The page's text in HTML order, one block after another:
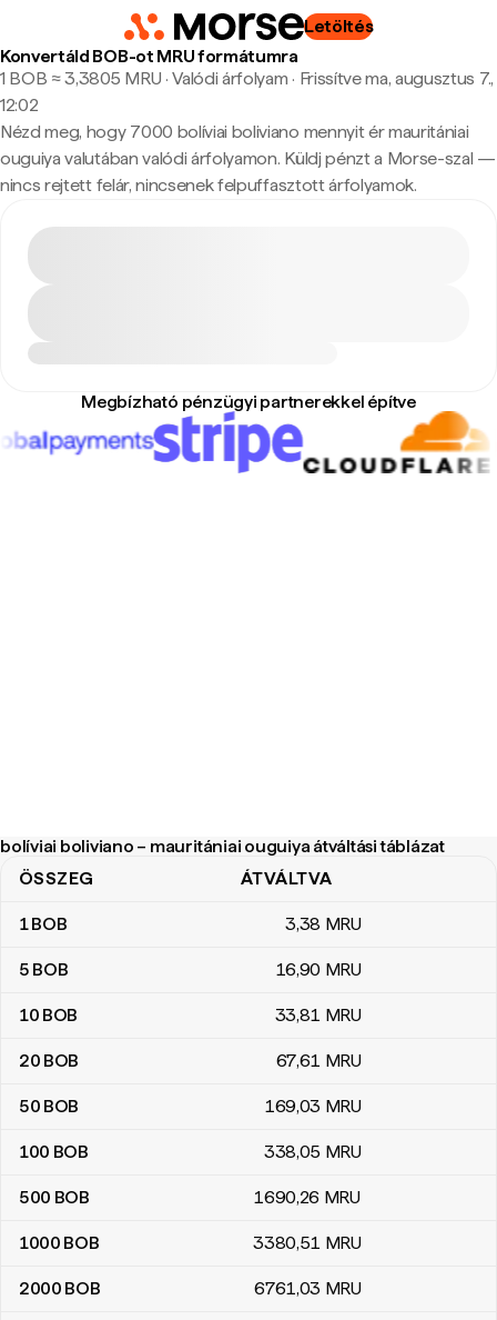
Letöltés
Konvertáld BOB-ot MRU formátumra
1 BOB ≈ 3,3805 MRU · Valódi árfolyam · Frissítve ma, augusztus 7.,
12:02
Nézd meg, hogy 7000 bolíviai boliviano mennyit ér mauritániai
ouguiya valutában valódi árfolyamon. Küldj pénzt a Morse-szal —
nincs rejtett felár, nincsenek felpuffasztott árfolyamok.
Megbízható pénzügyi partnerekkel építve
bolíviai boliviano – mauritániai ouguiya átváltási táblázat
bolíviai boliviano – mauritániai ouguiya átváltási táblázat
ÖSSZEG ÁTVÁLTVA
1BOB 3,38 MRU
5 BOB 16,90 MRU
10 BOB 33,81 MRU
20 BOB 67,61 MRU
50 BOB 169,03 MRU
100 BOB 338,05 MRU
500 BOB 1690,26 MRU
1000 BOB 3380,51 MRU
2000 BOB 6761,03 MRU